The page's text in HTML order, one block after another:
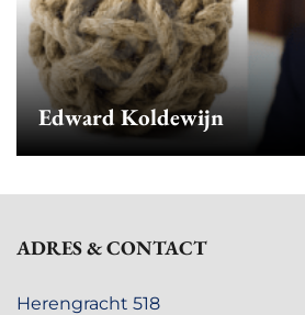
Edward Koldewijn
ADRES & CONTACT
Herengracht 518